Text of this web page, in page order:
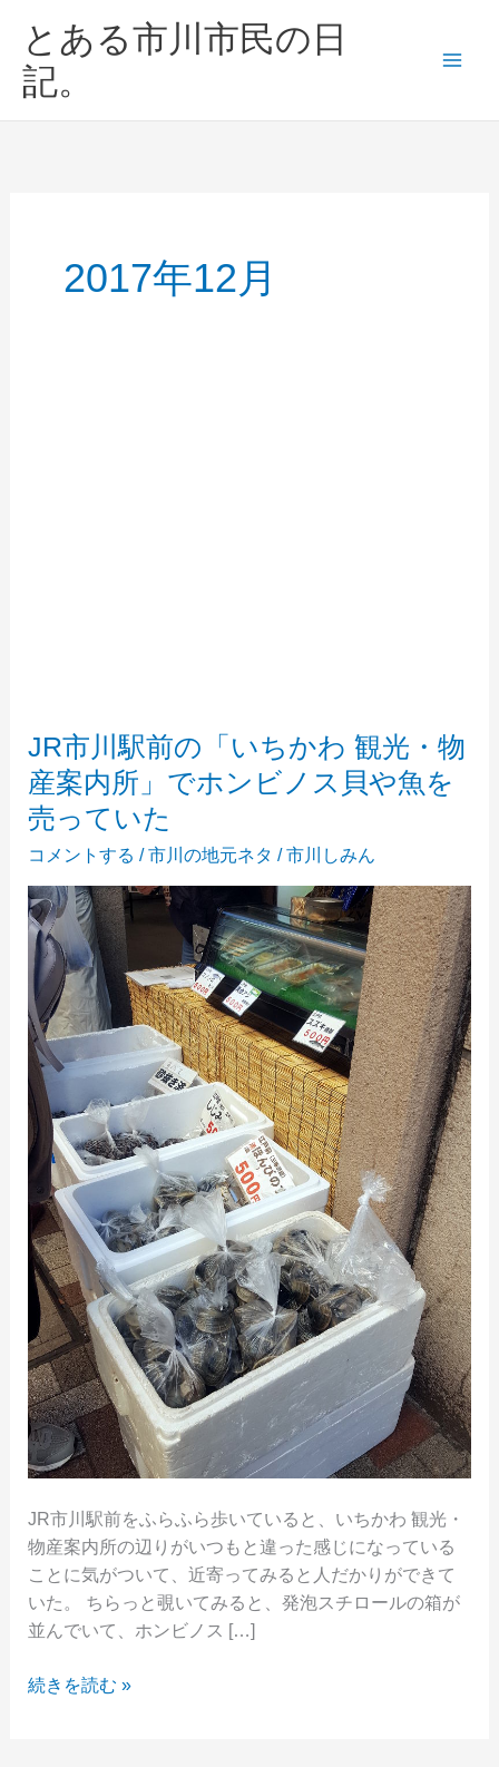
キ
とある市川市民の日
記。
2017年12月
JR市川駅前の「いちかわ 観光・物
産案内所」でホンビノス貝や魚を
売っていた
コメントする /市川の地元ネタ /市川しみん
JR市川駅前をふらふら歩いていると、いちかわ 観光・
物産案内所の辺りがいつもと違った感じになっている
ことに気がついて、近寄ってみると人だかりができて
いた。 ちらっと覗いてみると、発泡スチロールの箱が
並んでいて、ホンビノス […]
JR
続きを読む »